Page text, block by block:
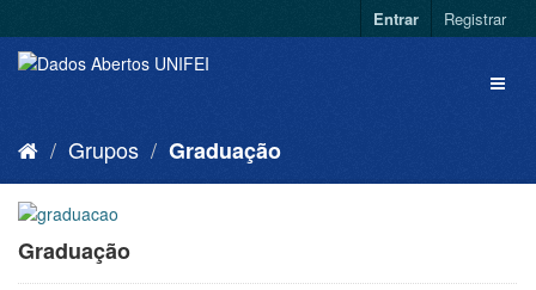
Entrar Registrar
Grupos Graduação
Graduação